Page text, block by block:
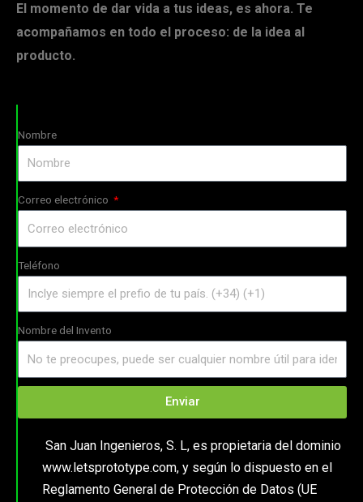
El momento de dar vida a tus ideas, es ahora. Te
acompañamos en todo el proceso: de la idea al
producto.
Nombre
Correo electrónico
Teléfono
Nombre del Invento
Enviar
San Juan Ingenieros, S. L, es propietaria del dominio
www.letsprototype.com, y según lo dispuesto en el
Reglamento General de Protección de Datos (UE